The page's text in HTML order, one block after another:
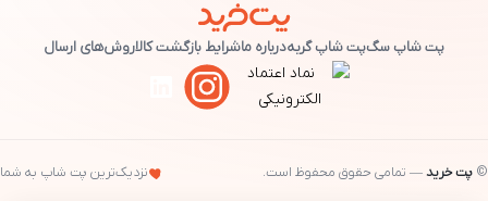
پت شاپ سگپت شاپ گربهدرباره ماشرایط بازگشت کالاروش‌های ارسال
© پت خرید— تمامی حقوق محفوظ است. نزدیک‌ترین پت شاپ به شما